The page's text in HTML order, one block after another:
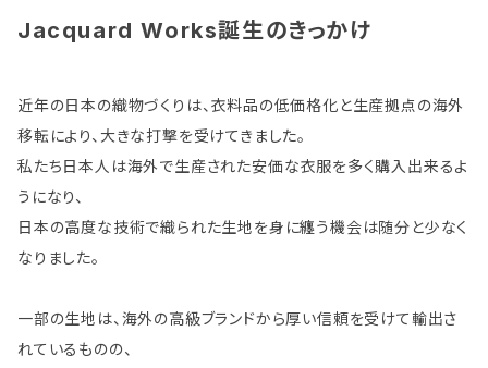
Jacquard Works誕生のきっかけ
近年の日本の織物づくりは、衣料品の低価格化と生産拠点の海外
移転により、大きな打撃を受けてきました。
私たち日本人は海外で生産された安価な衣服を多く購入出来るよ
うになり、
日本の高度な技術で織られた生地を身に纏う機会は随分と少なく
なりました。
一部の生地は、海外の高級ブランドから厚い信頼を受けて輸出さ
れているものの、